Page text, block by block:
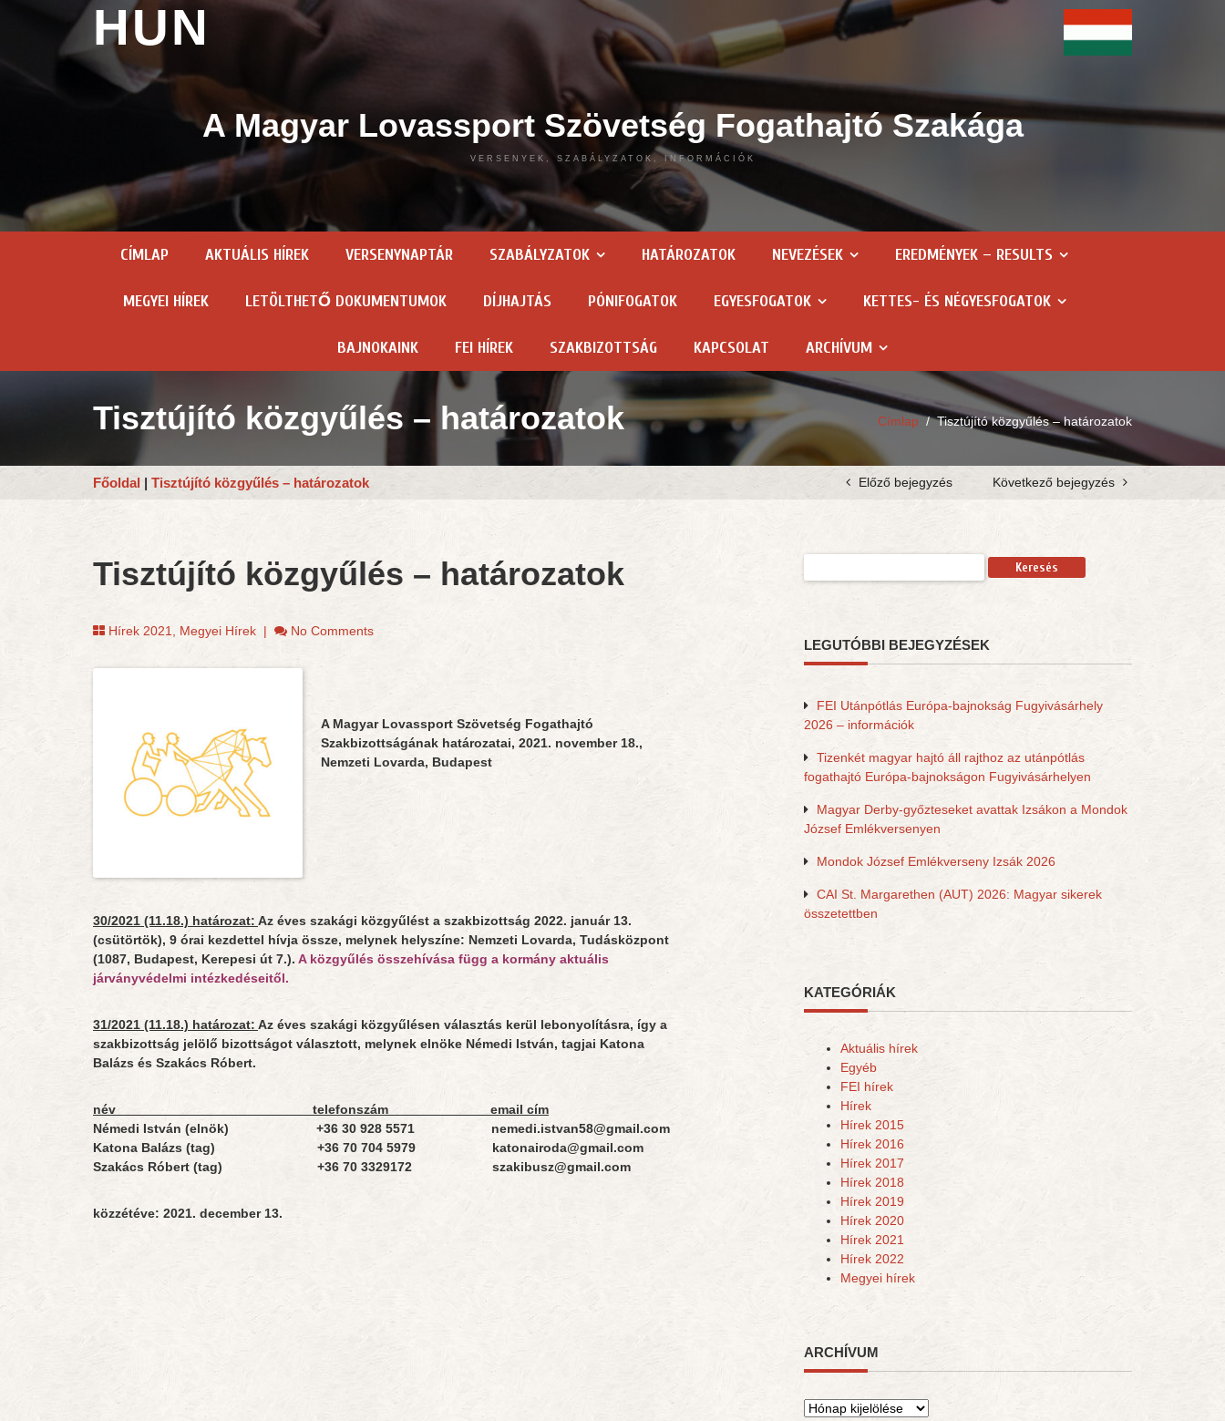
HUN
A Magyar Lovassport Szövetség Fogathajtó Szakága
VERSENYEK, SZABÁLYZATOK, INFORMÁCIÓK
CÍMLAP AKTUÁLIS HÍREK VERSENYNAPTÁR SZABÁLYZATOK HATÁROZATOK NEVEZÉSEK EREDMÉNYEK – RESULTS
MEGYEI HÍREK LETÖLTHETŐ DOKUMENTUMOK DÍJHAJTÁS PÓNIFOGATOK EGYESFOGATOK KETTES- ÉS NÉGYESFOGATOK
BAJNOKAINK FEI HÍREK SZAKBIZOTTSÁG KAPCSOLAT ARCHÍVUM
Címlap /Tisztújító közgyűlés – határozatok
Tisztújító közgyűlés – határozatok
Főoldal | Tisztújító közgyűlés – határozatok Előző bejegyzés Következő bejegyzés
Tisztújító közgyűlés – határozatok
Hírek 2021 Megyei Hírek | No Comments
A Magyar Lovassport Szövetség Fogathajtó
Szakbizottságának határozatai, 2021. november 18.,
Nemzeti Lovarda, Budapest
30/2021 (11.18.) határozat: Az éves szakági közgyűlést a szakbizottság 2022. január 13.
(csütörtök), 9 órai kezdettel hívja össze, melynek helyszíne: Nemzeti Lovarda, Tudásközpont
(1087, Budapest, Kerepesi út 7.). A közgyűlés összehívása függ a kormány aktuális
járványvédelmi intézkedéseitől.
31/2021 (11.18.) határozat: Az éves szakági közgyűlésen választás kerül lebonyolításra, így a
szakbizottság jelölő bizottságot választott, melynek elnöke Némedi István, tagjai Katona
Balázs és Szakács Róbert.
név telefonszám email cím
Némedi István (elnök) +36 30 928 5571 nemedi.istvan58@gmail.com
Katona Balázs (tag) +36 70 704 5979 katonairoda@gmail.com
Szakács Róbert (tag) +36 70 3329172 szakibusz@gmail.com
közzétéve: 2021. december 13.
LEGUTÓBBI BEJEGYZÉSEK
FEI Utánpótlás Európa-bajnokság Fugyivásárhely
2026 – információk
Tizenkét magyar hajtó áll rajthoz az utánpótlás
fogathajtó Európa-bajnokságon Fugyivásárhelyen
Magyar Derby-győzteseket avattak Izsákon a Mondok
József Emlékversenyen
Mondok József Emlékverseny Izsák 2026
CAI St. Margarethen (AUT) 2026: Magyar sikerek
összetettben
KATEGÓRIÁK
Aktuális hírek
Egyéb
FEI hírek
Hírek
Hírek 2015
Hírek 2016
Hírek 2017
Hírek 2018
Hírek 2019
Hírek 2020
Hírek 2021
Hírek 2022
Megyei hírek
ARCHÍVUM
Archívum